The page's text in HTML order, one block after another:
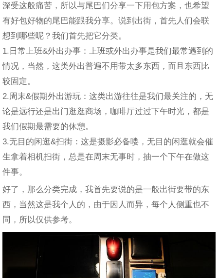
深受这般痛苦，所以与尾巴们分享一下用包方案，也希望
有好包好物的尾巴能跟我分享。说到出街，首先人们会联
想到哪些呢？我们首先把它分类。
1.日常上班&外出办事：上班或外出办事是我们最常遇到的
情况，当然，这类外出普遍不用带太多东西，而且东西比
较固定。
2.周末&假期外出游玩：这类出游往往是我们最关注的，无
论是远行还是出门逛逛商场，咖啡厅过过下午时光，都是
我们假期最需要的休憩。
3.无目的闲逛&扫街：这是摄影必备喽，无目的闲逛就会催
生拿着相机扫街，总是在周末无事时，抽一个下午在做这
件事。
好了，那么分类完成，我首先要说的是一般出街要带的东
西，当然这是我个人的，由于因人而异，每个人侧重也不
同，所以仅供参考。